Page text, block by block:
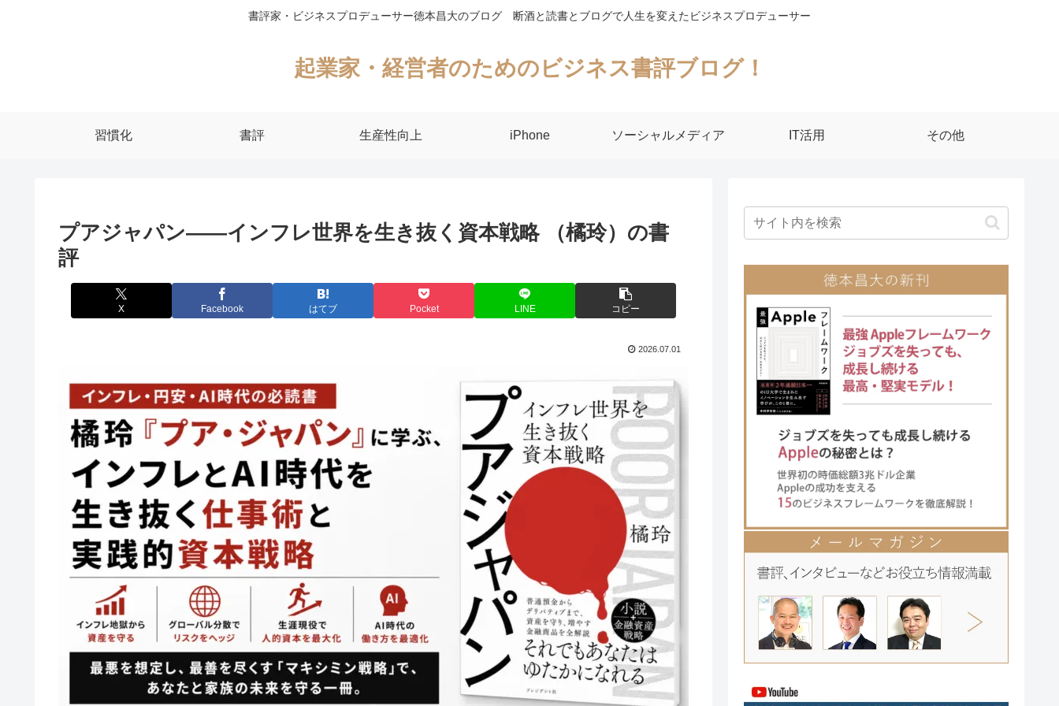
書評家・ビジネスプロデューサー徳本昌大のブログ 断酒と読書とブログで人生を変えたビジネスプロデューサー
起業家・経営者のためのビジネス書評ブログ！
習慣化 書評 生産性向上 iPhone ソーシャルメディア IT活用 その他
プアジャパン――インフレ世界を生き抜く資本戦略 （橘玲）の書
評
X Facebook はてブ Pocket LINE コピー
2026.07.01